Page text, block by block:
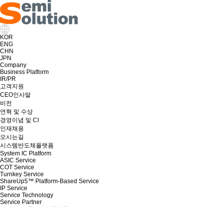
KOR
ENG
CHN
JPN
Company
Business Platform
IR/PR
고객지원
CEO인사말
비전
연혁 및 수상
경영이념 및 CI
인재채용
오시는길
시스템반도체플랫폼
System IC Platform
ASIC Service
COT Service
Turnkey Service
ShareUp5™ Platform-Based Service
IP Service
Service Technology
Service Partner